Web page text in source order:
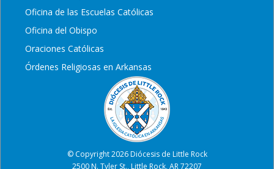
Oficina de las Escuelas Católicas
Oficina del Obispo
Oraciones Católicas
Órdenes Religiosas en Arkansas
© Copyright 2026 Diócesis de Little Rock
2500 N. Tyler St., Little Rock, AR 72207